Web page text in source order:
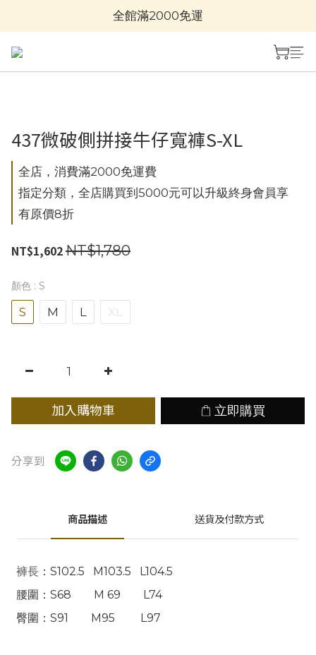
全館滿2000免運
437微破側拼接牛仔寬褲S-XL
全店，消費滿2000免運費
指定分類，全店購買到5000元可以升級終身會員享
有原價8折
NT$1,602NT$1,780
顏色 : S
S M L XL
加入購物車 立即購買
分享到
商品描述 送貨及付款方式
褲長 ：S102.5 M103.5 L104.5
腰圍：S68 M 69 L74
臀圍：S91 M95 L97